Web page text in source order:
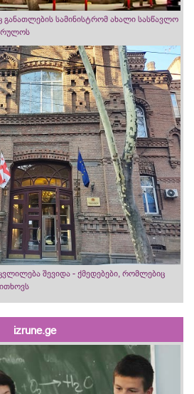
სამინისტრომ ახალი სასწავლო
შევიდა - ქმედებები, რომლებიც
izrune.ge